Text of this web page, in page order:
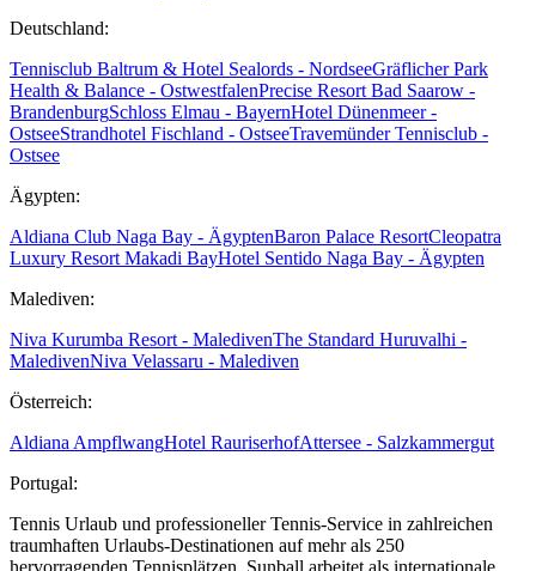
Deutschland:
Tennisclub Baltrum & Hotel Sealords - NordseeGräflicher Park
Health & Balance - OstwestfalenPrecise Resort Bad Saarow -
BrandenburgSchloss Elmau - BayernHotel Dünenmeer -
OstseeStrandhotel Fischland - OstseeTravemünder Tennisclub -
Ostsee
Ägypten:
Aldiana Club Naga Bay - ÄgyptenBaron Palace ResortCleopatra
Luxury Resort Makadi BayHotel Sentido Naga Bay - Ägypten
Malediven:
Niva Kurumba Resort - MaledivenThe Standard Huruvalhi -
MaledivenNiva Velassaru - Malediven
Österreich:
Aldiana AmpflwangHotel RauriserhofAttersee - Salzkammergut
Portugal:
Tennis Urlaub und professioneller Tennis-Service in zahlreichen
traumhaften Urlaubs-Destinationen auf mehr als 250